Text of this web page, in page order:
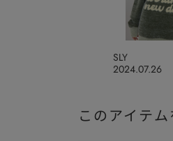
2024.07.26
SLY
このアイテ